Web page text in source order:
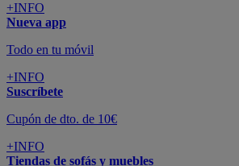
+INFO
Nueva app
Todo en tu móvil
+INFO
Suscríbete
Cupón de dto. de 10€
+INFO
Tiendas de sofás y muebles